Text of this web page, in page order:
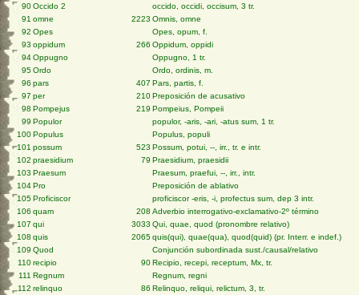
90Occido 2
occido, occidi, occisum, 3 tr.
91 omne 2223 Omnis, omne
92 Opes
Opes, opum, f.
93 oppidum 266 Oppidum, oppidi
94Oppugno
Oppugno, 1 tr.
95Ordo
Ordo, ordinis, m.
96 pars 407 Pars, partis, f.
97 per 210Preposición de acusativo
98 Pompejus 219 Pompeius, Pompeii
99 Populor
populor, -aris, -ari, -atus sum, 1 tr.
100Populus
Populus, populi
101 possum 523 Possum, potui, --, irr., tr. e intr.
102 praesidium 79 Praesidium, praesidii
103 Praesum
Praesum, praefui, --, irr., intr.
104Pro
Preposición de ablativo
105Proficiscor
proficiscor -eris, -i, profectus sum, dep 3 intr.
106 quam 208 Adverbio interrogativo-exclamativo-2º término
107 qui 3033 Qui, quae, quod (pronombre relativo)
108 quis 2065quis(qui), quae(qua), quod(quid) (pr. Interr. e indef.)
109 Quod
Conjunción subordinada sust./causal/relativo
110recipio 90Recipio, recepi, receptum, Mx, tr.
111 Regnum
Regnum, regni
112 relinquo 86 Relinquo, reliqui, relictum, 3, tr.